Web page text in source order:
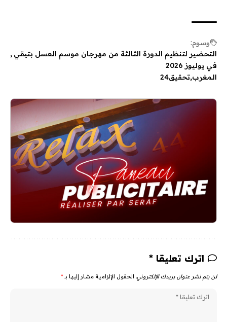
وسوم:
التحضير لتنظيم الدورة الثالثة من مهرجان موسم العسل بتيقي
في يوليوز 2026
المغرب تحقيق24
اترك تعليقا *
لن يتم نشر عنوان بريدك الإلكتروني. الحقول الإلزامية مشار إليها بـ *